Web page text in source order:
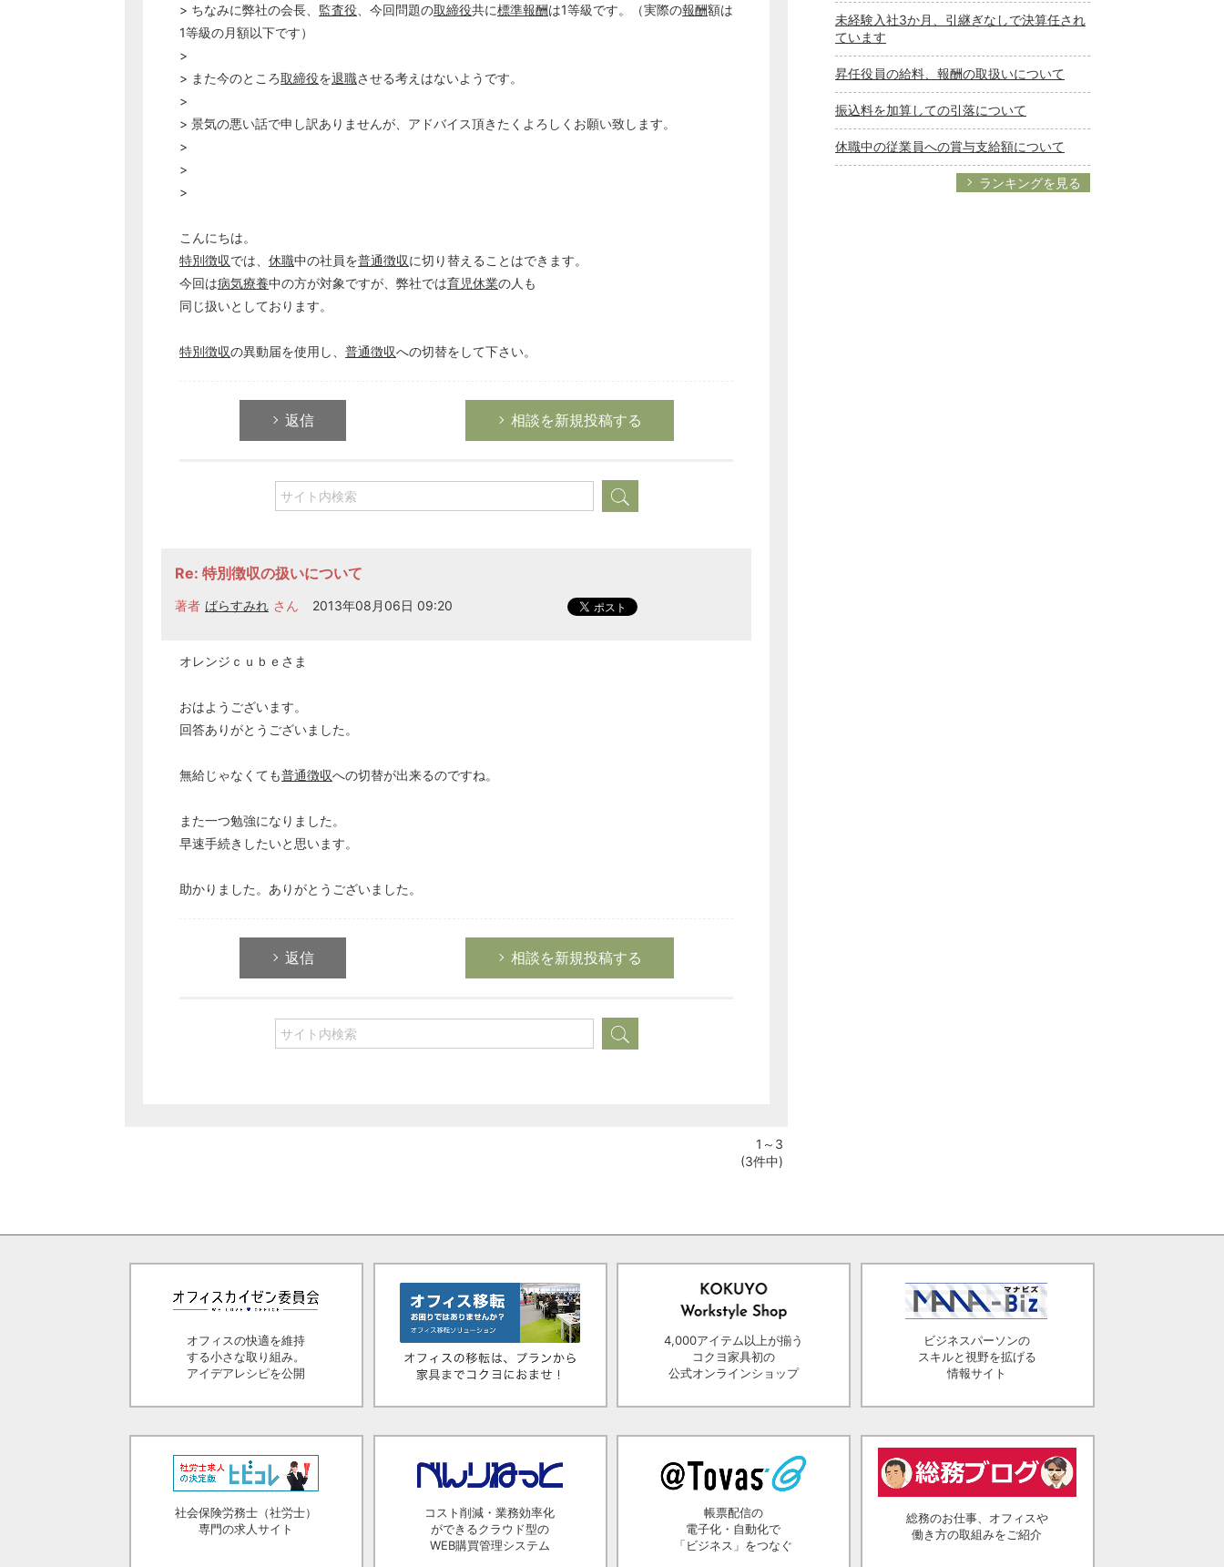
> ちなみに弊社の会長、 監査役 、今回問題の取締役共に標準報酬は1等級です。（実際の報酬額は
1等級の月額以下です）
>
> また今のところ取締役を退職させる考えはないようです。
>
> 景気の悪い話で申し訳ありませんが、アドバイス頂きたくよろしくお願い致します。
>
>
>
こんにちは。
特別徴収では、 休職中の社員を普通徴収に切り替えることはできます。
今回は病気療養中の方が対象ですが、弊社では育児休業の人も
同じ扱いとしております。
特別徴収の異動届を使用し、 普通徴収への切替をして下さい。
返信 相談を新規投稿する
Re: 特別徴収の扱いについて
著者 ばらすみれ さん 2013年08月06日 09:20
オレンジｃｕｂｅさま
おはようございます。
回答ありがとうございました。
無給じゃなくても普通徴収への切替が出来るのですね。
また一つ勉強になりました。
早速手続きしたいと思います。
助かりました。ありがとうございました。
返信 相談を新規投稿する
選択してください
経営の知恵
1～3
(3件中)
未経験入社3か月、引継ぎなしで決算任され
ています
昇任役員の給料、報酬の取扱いについて
振込料を加算しての引落について
休職中の従業員への賞与支給額について
ランキングを見る
オフィスの快適を維持
する小さな取り組み。
アイデアレシピを公開
4,000アイテム以上が揃う
コクヨ家具初の
公式オンラインショップ
ビジネスパーソンの
スキルと視野を拡げる
情報サイト
社会保険労務士（社労士）
専門の求人サイト
コスト削減・業務効率化
ができるクラウド型の
WEB購買管理システム
帳票配信の
電子化・自動化で
「ビジネス」をつなぐ
総務のお仕事、オフィスや
働き方の取組みをご紹介